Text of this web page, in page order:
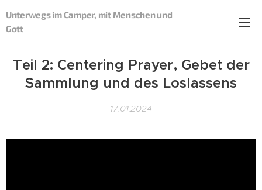
Unterwegs im Camper, mit Menschen und
Gott
Teil 2: Centering Prayer, Gebet der
Sammlung und des Loslassens
17.01.2024